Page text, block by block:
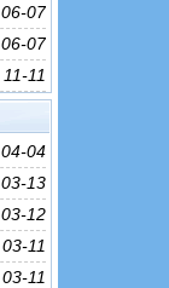
06-07
06-07
11-11
04-04
03-13
03-12
03-11
03-11